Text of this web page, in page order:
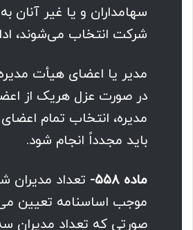
سهامداران و یا غیر آنان
شرکت انتخاب می‌شوند،
مدیر یا اعضای هیأت
در صورت عزل هریک از
مدیره، انتخاب تمام
باید مجدداً انجام شود.
ماده ۵۵۸-
تعداد مدیران
موجب اساسنامه تعیین
صورتی که تعداد